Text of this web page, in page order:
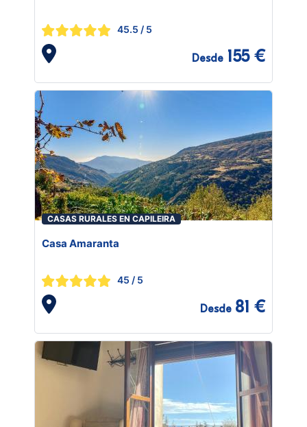
45.5 / 5
Desde 155 €
CASAS RURALES EN CAPILEIRA
Casa Amaranta
45 / 5
Desde 81 €